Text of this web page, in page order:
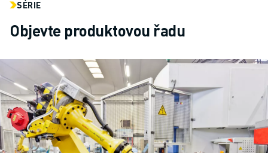
SÉRIE
Objevte produktovou řadu